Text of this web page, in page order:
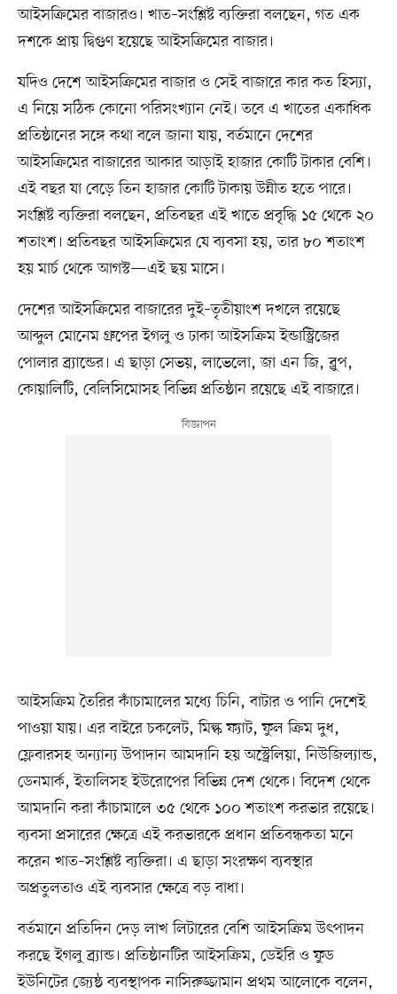
আইসক্রিমের বাজারও। খাত–সংশ্লিষ্ট ব্যক্তিরা বলছেন, গত এক
দশকে প্রায় দ্বিগুণ হয়েছে আইসক্রিমের বাজার।
যদিও দেশে আইসক্রিমের বাজার ও সেই বাজারে কার কত হিস্যা,
এ নিয়ে সঠিক কোনো পরিসংখ্যান নেই। তবে এ খাতের একাধিক
প্রতিষ্ঠানের সঙ্গে কথা বলে জানা যায়, বর্তমানে দেশের
আইসক্রিমের বাজারের আকার আড়াই হাজার কোটি টাকার বেশি।
এই বছর যা বেড়ে তিন হাজার কোটি টাকায় উন্নীত হতে পারে।
সংশ্লিষ্ট ব্যক্তিরা বলছেন, প্রতিবছর এই খাতে প্রবৃদ্ধি ১৫ থেকে ২০
শতাংশ। প্রতিবছর আইসক্রিমের যে ব্যবসা হয়, তার ৮০ শতাংশ
হয় মার্চ থেকে আগস্ট—এই ছয় মাসে।
দেশের আইসক্রিমের বাজারের দুই–তৃতীয়াংশ দখলে রয়েছে
আব্দুল মোনেম গ্রুপের ইগলু ও ঢাকা আইসক্রিম ইন্ডাস্ট্রিজের
পোলার ব্র্যান্ডের। এ ছাড়া সেভয়, লাভেলো, জা এন জি, ব্লুপ,
কোয়ালিটি, বেলিসিমোসহ বিভিন্ন প্রতিষ্ঠান রয়েছে এই বাজারে।
আইসক্রিম তৈরির কাঁচামালের মধ্যে চিনি, বাটার ও পানি দেশেই
পাওয়া যায়। এর বাইরে চকলেট, মিল্ক ফ্যাট, ফুল ক্রিম দুধ,
ফ্লেবারসহ অন্যান্য উপাদান আমদানি হয় অস্ট্রেলিয়া, নিউজিল্যান্ড,
ডেনমার্ক, ইতালিসহ ইউরোপের বিভিন্ন দেশ থেকে। বিদেশ থেকে
আমদানি করা কাঁচামালে ৩৫ থেকে ১০০ শতাংশ করভার রয়েছে।
ব্যবসা প্রসারের ক্ষেত্রে এই করভারকে প্রধান প্রতিবন্ধকতা মনে
করেন খাত–সংশ্লিষ্ট ব্যক্তিরা। এ ছাড়া সংরক্ষণ ব্যবস্থার
অপ্রতুলতাও এই ব্যবসার ক্ষেত্রে বড় বাধা।
বর্তমানে প্রতিদিন দেড় লাখ লিটারের বেশি আইসক্রিম উৎপাদন
করছে ইগলু ব্র্যান্ড। প্রতিষ্ঠানটির আইসক্রিম, ডেইরি ও ফুড
ইউনিটের জ্যেষ্ঠ ব্যবস্থাপক নাসিরুজ্জামান প্রথম আলোকে বলেন,